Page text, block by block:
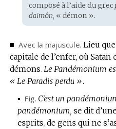
composé à l’aide du grec
daimôn, « démon ».
■ Avec la majuscule. Lieu
capitale de l’enfer, où
démons. Le Pandémonium
« Le Paradis perdu ».
▪ Fig. C’est un
pandémonium, se dit
esprits, de gens qui ne